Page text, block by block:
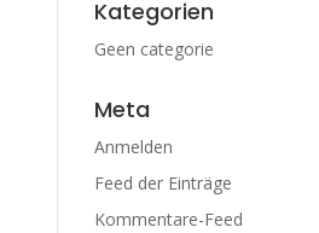
Kategorien
Geen categorie
Meta
Anmelden
Feed der Einträge
Kommentare-Feed